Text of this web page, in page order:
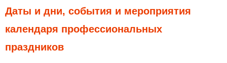
Даты и дни, события и мероприятия
календаря профессиональных
праздников